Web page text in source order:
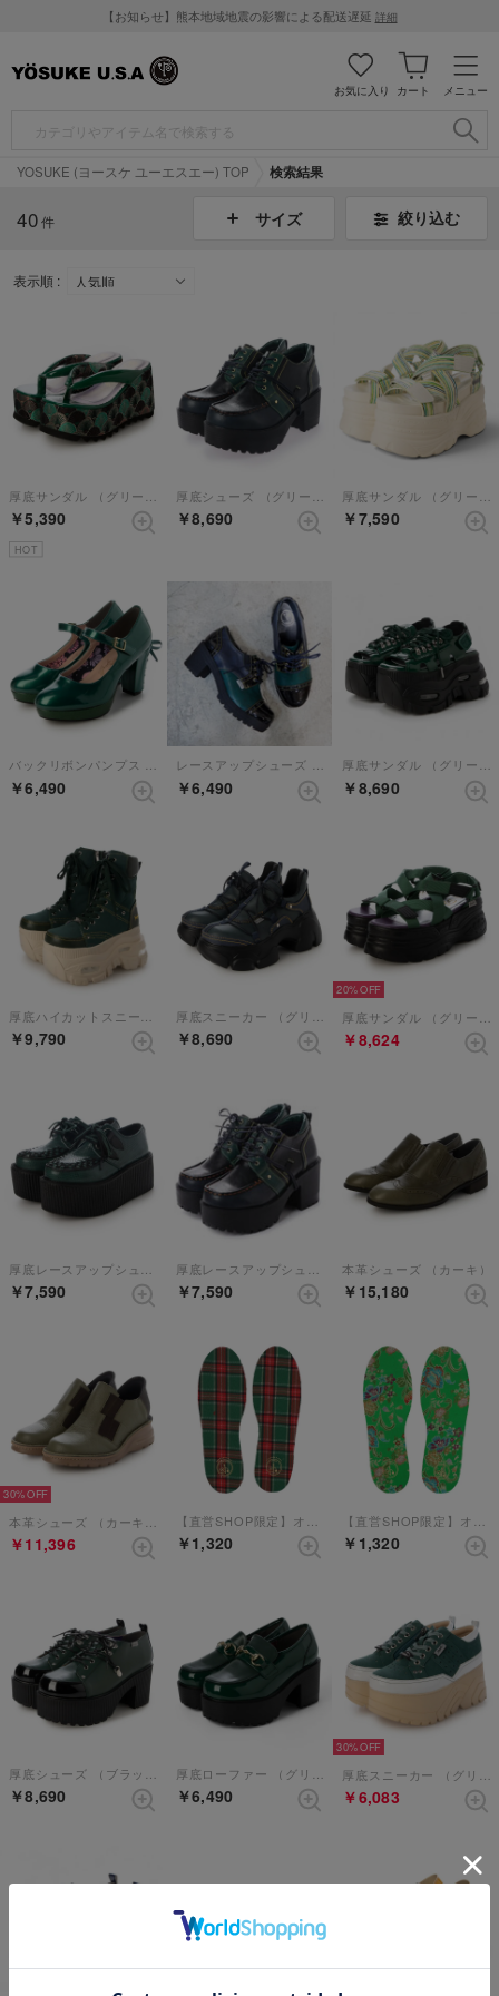
【お知らせ】熊本地域地震の影響による配送遅延 詳細
メニュー
カート
お気に入り
YOSUKE (ヨースケ ユーエスエー) TOP 検索結果
40件 サイズ 絞り込む
表示順 :
￥5,390
HOT
￥8,690 ￥7,590
バックリボンパンプス （グリーン）
￥6,490
レースアップシューズ （グリーンコンビ）
￥6,490
厚底サンダル （グリーン）
￥8,690
厚底ハイカットスニーカー （グリーンコンビ）
￥9,790
厚底スニーカー （グリーンコンビ）
￥8,690
20%
厚底サンダル （グリーンコンビ）
￥8,624
￥7,590 ￥7,590
本革シューズ （カーキ）
￥15,180
30%
￥11,396 ￥1,320 ￥1,320
￥8,690 ￥6,490
30%
￥6,083